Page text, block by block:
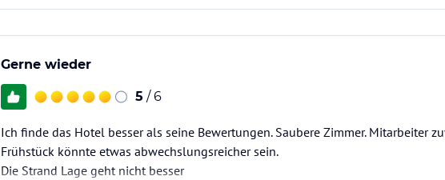
Gerne wieder
5 / 6
Ich finde das Hotel besser als seine Bewertungen. Saubere Zimmer. Mitarbeiter
Frühstück könnte etwas abwechslungsreicher sein.
Die Strand Lage geht nicht besser